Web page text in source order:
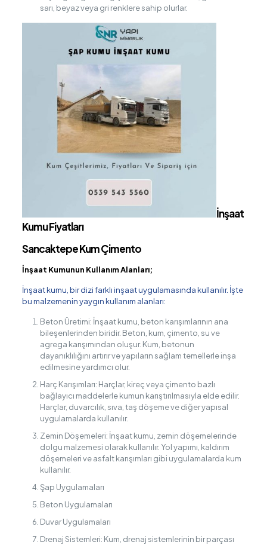
sarı, beyaz veya gri renklere sahip olurlar.
İnşaat
Kumu Fiyatları
Sancaktepe Kum Çimento
İnşaat Kumunun Kullanım Alanları;
İnşaat kumu, bir dizi farklı inşaat uygulamasında kullanılır. İşte
bu malzemenin yaygın kullanım alanları:
Beton Üretimi: İnşaat kumu, beton karışımlarının ana
bileşenlerinden biridir. Beton, kum, çimento, su ve
agrega karışımından oluşur. Kum, betonun
dayanıklılığını artırır ve yapıların sağlam temellerle inşa
edilmesine yardımcı olur.
Harç Karışımları: Harçlar, kireç veya çimento bazlı
bağlayıcı maddelerle kumun karıştırılmasıyla elde edilir.
Harçlar, duvarcılık, sıva, taş döşeme ve diğer yapısal
uygulamalarda kullanılır.
Zemin Döşemeleri: İnşaat kumu, zemin döşemelerinde
dolgu malzemesi olarak kullanılır. Yol yapımı, kaldırım
döşemeleri ve asfalt karışımları gibi uygulamalarda kum
kullanılır.
Şap Uygulamaları
Beton Uygulamaları
Duvar Uygulamaları
Drenaj Sistemleri: Kum, drenaj sistemlerinin bir parçası